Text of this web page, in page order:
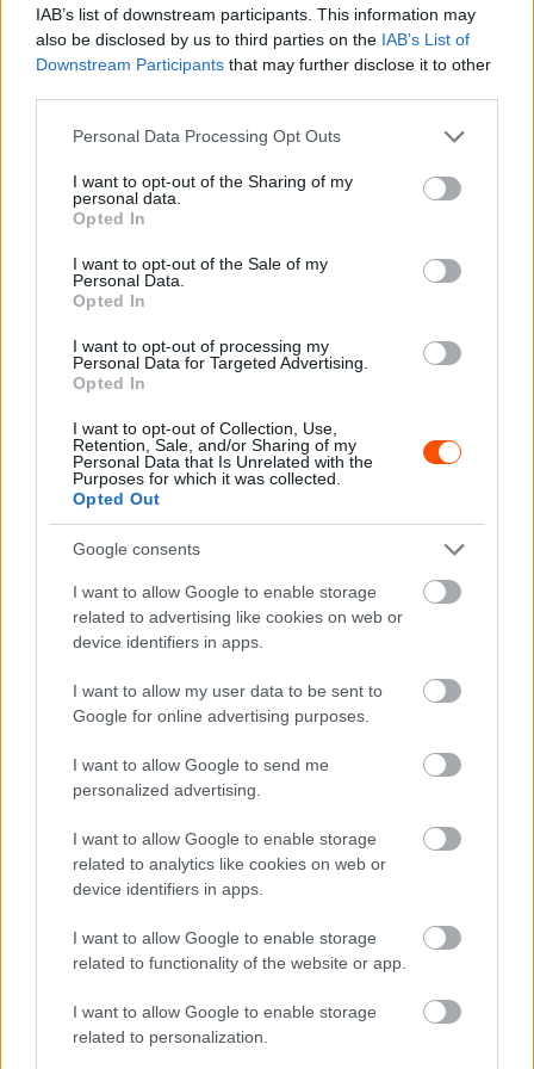
IAB’s list of downstream participants. This information may
also be disclosed by us to third parties on the IAB’s List of
Downstream Participants that may further disclose it to other
Please note that this website/app uses one or more Google
not limited to your visit or usage behaviour. You may click to
grant or deny consent to Google and its third-party tags to
use your data for below specified purposes in below Google
consent section.
Personal Data Processing Opt Outs
I want to opt-out of the Sharing of my
personal data.
Opted In
I want to opt-out of the Sale of my
Personal Data.
Opted In
I want to opt-out of processing my
Personal Data for Targeted Advertising.
Opted In
I want to opt-out of Collection, Use,
Retention, Sale, and/or Sharing of my
Personal Data that Is Unrelated with the
Purposes for which it was collected.
Opted Out
Google consents
I want to allow Google to enable storage
related to advertising like cookies on web or
device identifiers in apps.
I want to allow my user data to be sent to
Google for online advertising purposes.
I want to allow Google to send me
personalized advertising.
I want to allow Google to enable storage
related to analytics like cookies on web or
device identifiers in apps.
I want to allow Google to enable storage
related to functionality of the website or app.
I want to allow Google to enable storage
related to personalization.
pic.twitter.com/n34NkLJ4x
A
— Formula 1 (@F1)
November 23, 2025
Verstappen a 17. körben már több mint 2 másodperccel
vezetett Russell előtt, aki ennek a körnek a végén kiállt
kemény keverékért és a 7. helyre tért vissza. Norrisra
ekkor rászólt a mérnöke, hogy próbáljon meg gyorsabb
tempóra kapcsolni, mire ő közölte, hogy tiszta levegőn
látszott, a különbség Verstappenhez képest ugyanis 2,8-
2,9 másodpercnél megrekedt, míg az ideiglenesen 3.
helyen tanyázó Sainz rohamosan szakadt le. Norris a 21.
körben aztán hirtelen kapott 8 tizedet és közel 4
másodpercre került Verstappentől, miközben Piastri az 5.
helyről kiállt kemény gumiért, hogy aztán egy körrel
később Norris és a Leclerc által támadott Sainz is így
A Williams közvetlenül Piastri elé tért vissza, de az
ausztrál rögtön megelőzte, így feljebb lépett egy helyet,
míg Norris közel 3 másodperccel Russell mögött folytatta
és a 2. helyen haladó Leclerc volt adós kerékcserével – a
monacói a 24. kör végén jött és csak Piastri mögé,
közvetlenül Sainz elé tért vissza, a spanyolt tehát ő is
átugrotta, míg a McLarennel szemben pozíciót veszített.
Verstappen egy körrel Leclerc után látogatta meg a
szerelőit és 1,4 másodperccel visszajött Russell elé az